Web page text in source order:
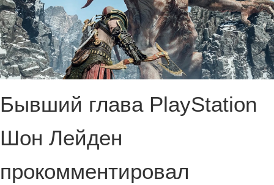
Бывший глава PlayStation
Шон Лейден
прокомментировал